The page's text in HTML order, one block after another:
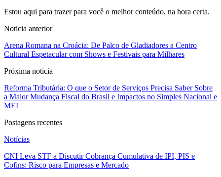
Estou aqui para trazer para você o melhor conteúdo, na hora certa.
Noticia anterior
Arena Romana na Croácia: De Palco de Gladiadores a Centro
Cultural Espetacular com Shows e Festivais para Milhares
Próxima noticia
Reforma Tributária: O que o Setor de Serviços Precisa Saber Sobre
a Maior Mudança Fiscal do Brasil e Impactos no Simples Nacional e
MEI
Postagens recentes
Notícias
CNI Leva STF a Discutir Cobrança Cumulativa de IPI, PIS e
Cofins: Risco para Empresas e Mercado